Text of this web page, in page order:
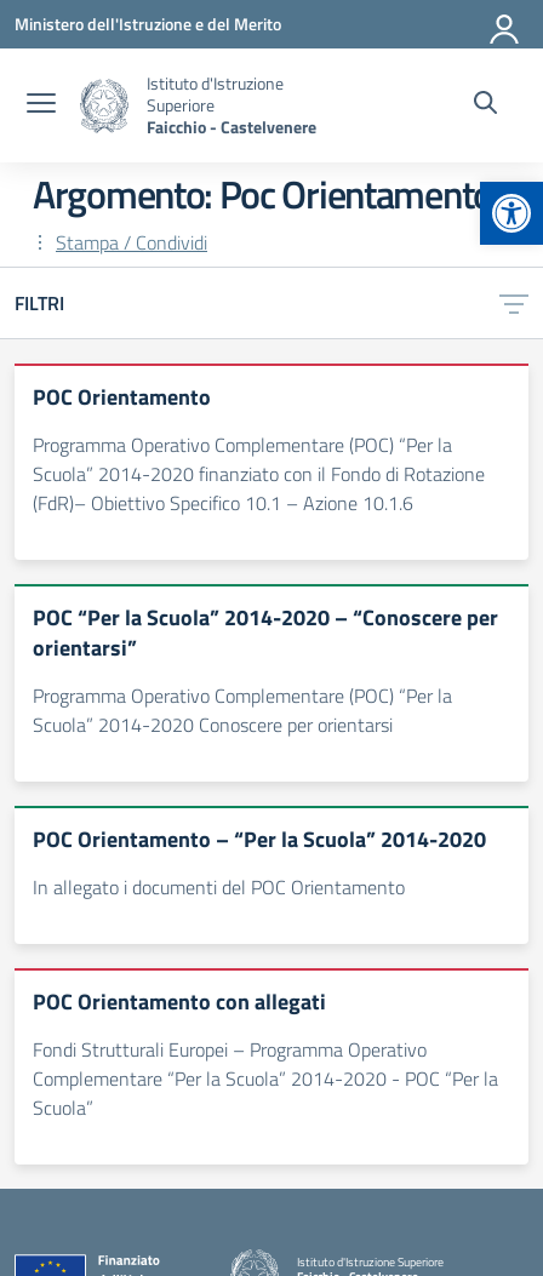
Vai ai contenuti
Vai al menu di navigazione
Vai al footer
Ministero dell'Istruzione e del Merito
Istituto d'Istruzione
Superiore
Faicchio - Castelvenere
Argomento: Poc Orientamento
Stampa / Condividi
FILTRI
POC Orientamento
Programma Operativo Complementare (POC) “Per la
Scuola” 2014-2020 finanziato con il Fondo di Rotazione
(FdR)– Obiettivo Specifico 10.1 – Azione 10.1.6
POC “Per la Scuola” 2014-2020 – “Conoscere per
orientarsi”
Programma Operativo Complementare (POC) “Per la
Scuola” 2014-2020 Conoscere per orientarsi
POC Orientamento – “Per la Scuola” 2014-2020
In allegato i documenti del POC Orientamento
POC Orientamento con allegati
Fondi Strutturali Europei – Programma Operativo
Complementare “Per la Scuola” 2014-2020 - POC “Per la
Scuola”
Istituto d'Istruzione Superiore